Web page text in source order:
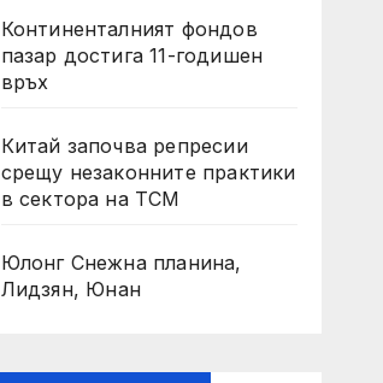
Континенталният фондов
пазар достига 11-годишен
връх
Китай започва репресии
срещу незаконните практики
в сектора на TCM
Юлонг Снежна планина,
Лидзян, Юнан